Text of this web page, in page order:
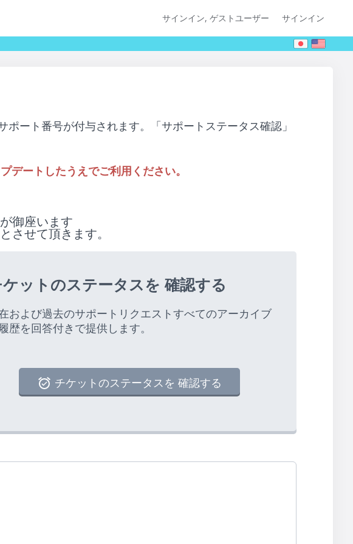
サインイン, ゲストユーザー サインイン
ート番号が付与されます。「サポートステータス確認」
ートしたうえでご利用ください。
御座います
させて頂きます。
ットのステータスを 確認する
および過去のサポートリクエストすべてのアーカイブ
歴を回答付きで提供します。
チケットのステータスを 確認する